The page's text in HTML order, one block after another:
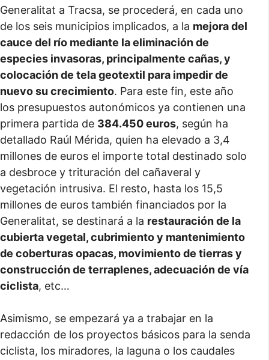
Generalitat a Tracsa, se procederá, en cada uno
de los seis municipios implicados, a la mejora del
cauce del río mediante la eliminación de
especies invasoras, principalmente cañas, y
colocación de tela geotextil para impedir de
nuevo su crecimiento. Para este fin, este año
los presupuestos autonómicos ya contienen una
primera partida de 384.450 euros, según ha
detallado Raúl Mérida, quien ha elevado a 3,4
millones de euros el importe total destinado solo
a desbroce y trituración del cañaveral y
vegetación intrusiva. El resto, hasta los 15,5
millones de euros también financiados por la
Generalitat, se destinará a la restauración de la
cubierta vegetal, cubrimiento y mantenimiento
de coberturas opacas, movimiento de tierras y
construcción de terraplenes, adecuación de vía
ciclista, etc…
Asimismo, se empezará ya a trabajar en la
redacción de los proyectos básicos para la senda
ciclista, los miradores, la laguna o los caudales